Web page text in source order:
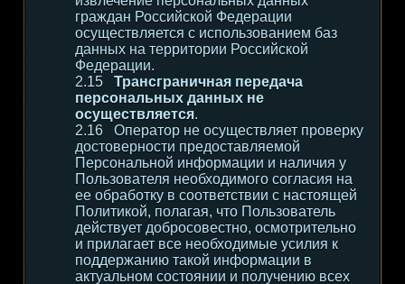
граждан Российской Федерации
осуществляется с использованием баз
данных на территории Российской
Федерации.
Трансграничная передача
персональных данных не
осуществляется.
Оператор не осуществляет проверку
достоверности предоставляемой
Персональной информации и наличия у
Пользователя необходимого согласия на
ее обработку в соответствии с настоящей
Политикой, полагая, что Пользователь
действует добросовестно, осмотрительно
и прилагает все необходимые усилия к
поддержанию такой информации в
актуальном состоянии и получению всех